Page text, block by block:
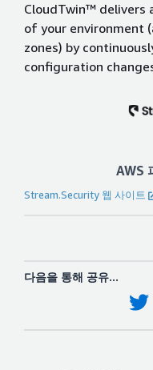
CloudTwin™ delivers
of your environment
zones) by
configuration
AWS
Stream.Security 웹 사이트
다음을 통해 공유...